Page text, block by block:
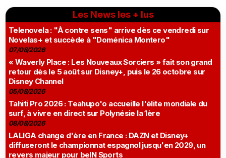
Les News les + lus
Telenovela : "À contre sens" arrive dès ce vendredi sur
Novelas+ et succède à "Doménica Montero"
07/08/2026
« Waverly Place : Les Nouveaux Sorciers » fait son grand
retour dès le 5 août sur Disney+, puis le 26 octobre sur
Disney Channel
05/08/2026
Tahiti Pro 2026 : Teahupo'o accueille l'élite mondiale du
surf, à vivre en direct sur Polynésie la 1ère
08/08/2026
LALIGA change d'ère en France : DAZN et Disney+
diffuseront le championnat espagnol jusqu'en 2029, un
revers majeur pour beIN Sports